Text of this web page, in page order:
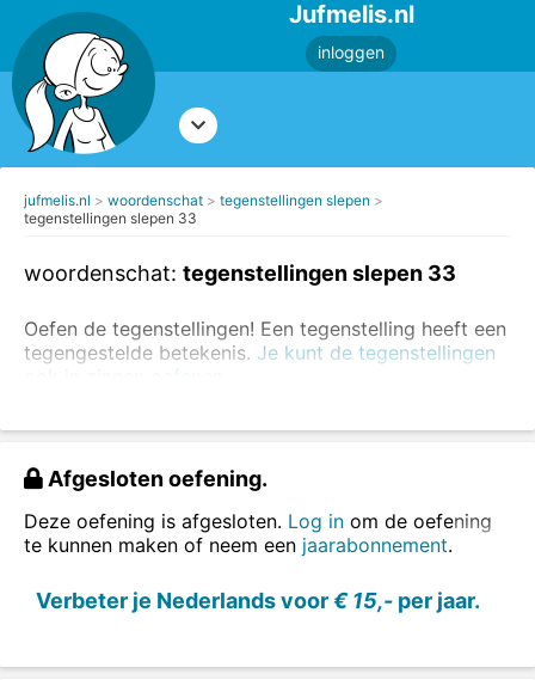
Jufmelis.nl
inloggen
jufmelis.nl woordenschat
tegenstellingen slepen
tegenstellingen slepen 33
woordenschat: tegenstellingen slepen 33
Oefen de tegenstellingen! Een tegenstelling heeft een
tegengestelde betekenis. Je kunt de tegenstellingen
ook in zinnen oefenen.
zwart - wit
komen - gaan
Sleep de tegenstellingen naar de juiste plaats.
Afgesloten oefening.
Deze oefening is afgesloten. Log in om de oefening
te kunnen maken of neem een jaarabonnement.
Verbeter je Nederlands voor€ 15,- per jaar.